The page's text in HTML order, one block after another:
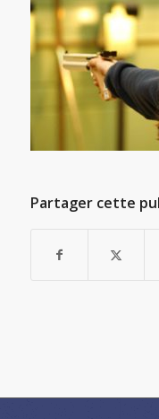
Partager cette